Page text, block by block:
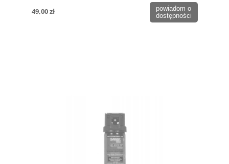
49,00 zł
powiadom o
dostępności